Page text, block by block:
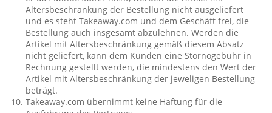
Altersbeschränkung der Bestellung nicht ausgeliefert
und es steht Takeaway.com und dem Geschäft frei, die
Bestellung auch insgesamt abzulehnen. Werden die
Artikel mit Altersbeschränkung gemäß diesem Absatz
nicht geliefert, kann dem Kunden eine Stornogebühr in
Rechnung gestellt werden, die mindestens den Wert der
Artikel mit Altersbeschränkung der jeweligen Bestellung
beträgt.
Takeaway.com übernimmt keine Haftung für die